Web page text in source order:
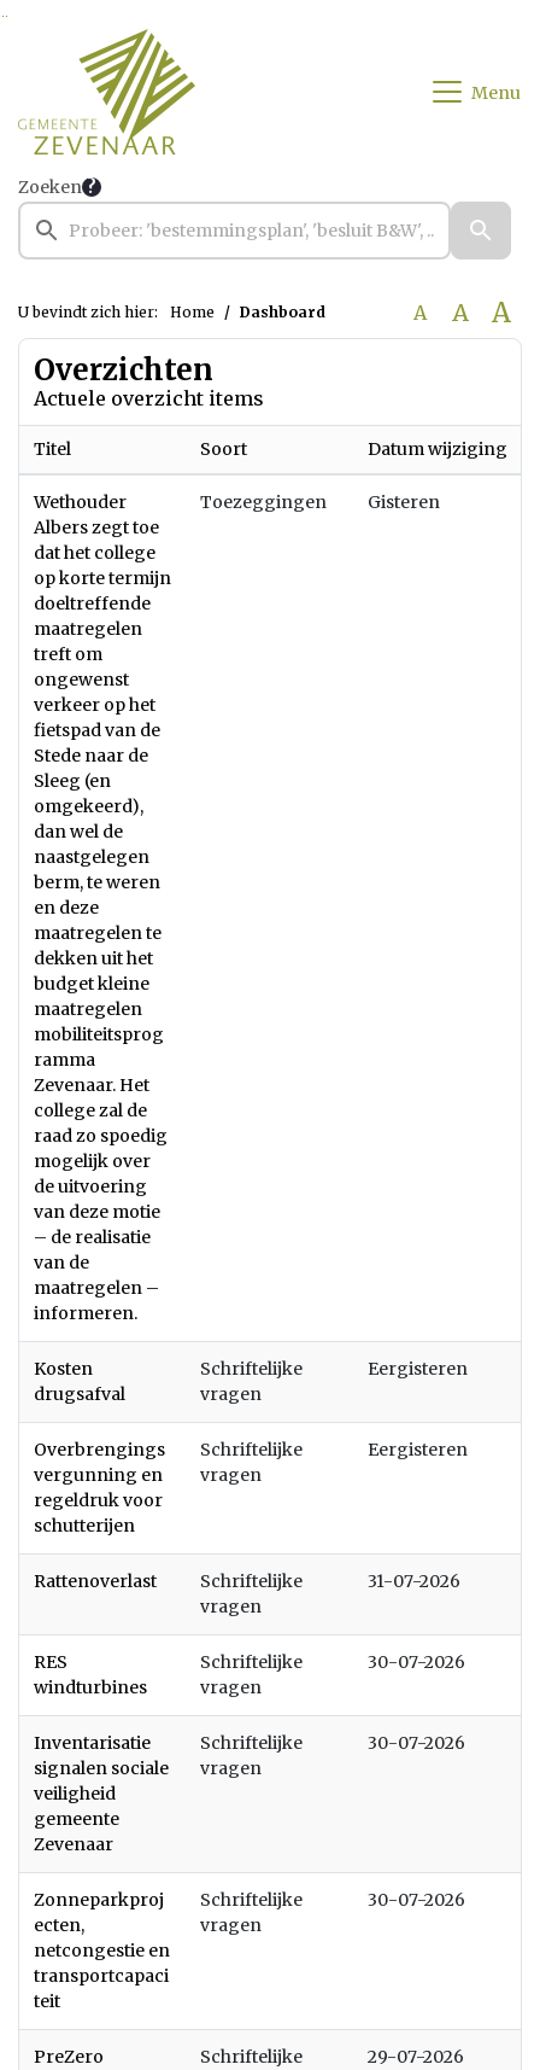
Ga naar de inhoud van deze pagina
Menu
Zoeken
U bevindt zich hier: Home Dashboard A A A
Overzichten
Actuele overzicht items
Titel Soort Datum wijziging
Wethouder
Albers zegt toe
dat het college
op korte termijn
doeltreffende
maatregelen
treft om
ongewenst
verkeer op het
fietspad van de
Stede naar de
Sleeg (en
omgekeerd),
dan wel de
naastgelegen
berm, te weren
en deze
maatregelen te
dekken uit het
budget kleine
maatregelen
mobiliteitsprog
ramma
Zevenaar. Het
college zal de
raad zo spoedig
mogelijk over
de uitvoering
van deze motie
– de realisatie
van de
maatregelen –
informeren.
Toezeggingen Gisteren
Kosten
drugsafval
Schriftelijke
vragen
Eergisteren
Overbrengings
vergunning en
regeldruk voor
schutterijen
Schriftelijke
vragen
Eergisteren
Rattenoverlast
Schriftelijke
vragen
31-07-2026
RES
windturbines
Schriftelijke
vragen
30-07-2026
Inventarisatie
signalen sociale
veiligheid
gemeente
Zevenaar
Schriftelijke
vragen
30-07-2026
Zonneparkproj
ecten,
netcongestie en
transportcapaci
teit
Schriftelijke
vragen
30-07-2026
PreZero
Schriftelijke
29-07-2026